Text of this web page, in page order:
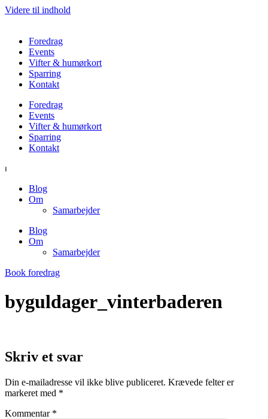
Videre til indhold
Foredrag
Events
Vifter & humørkort
Sparring
Kontakt
Foredrag
Events
Vifter & humørkort
Sparring
Kontakt
⏐
Blog
Om
Samarbejder
Blog
Om
Samarbejder
Book foredrag
byguldager_vinterbaderen
Skriv et svar
Din e-mailadresse vil ikke blive publiceret. Krævede felter er
markeret med *
Kommentar *